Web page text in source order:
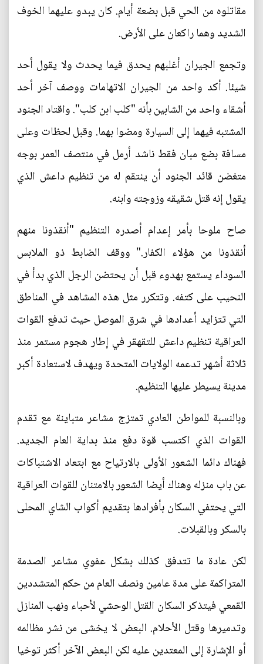
مقاتلوه من الحي قبل بضعة أيام. كان يبدو عليهما الخوف
الشديد وهما راكعان على الأرض.
وتجمع الجيران أغلبهم يحدق فيما يحدث ولا يقول أحد
شيئا. أكد واحد من الجيران الاتهامات ووصف آخر أحد
أشقاء واحد من الشابين بأنه "كلب ابن كلب". واقتاد الجنود
المشتبه فيهما إلى السيارة ومضوا بهما. وقبل لحظات وعلى
مسافة بضع مبان فقط ناشد أرمل في منتصف العمر بوجه
متغضن قائد الجنود أن ينتقم له من تنظيم داعش الذي
يقول إنه قتل شقيقه وزوجته وابنه.
صاح ملوحا بأمر إعدام أصدره التنظيم "أنقذونا منهم
أنقذونا من هؤلاء الكفار." ووقف الضابط ذو الملابس
السوداء يستمع بهدوء قبل أن يحتضن الرجل الذي بدأ في
النحيب على كتفه. وتتكرر مثل هذه المشاهد في المناطق
التي تتزايد أعدادها في شرق الموصل حيث تدفع القوات
العراقية تنظيم داعش للتقهقر في إطار هجوم مستمر منذ
ثلاثة أشهر تدعمه الولايات المتحدة ويهدف لاستعادة أكبر
مدينة يسيطر عليها التنظيم.
وبالنسبة للمواطن العادي تمتزج مشاعر متباينة مع تقدم
القوات الذي اكتسب قوة دفع منذ بداية العام الجديد.
فهناك دائما الشعور الأولى بالارتياح مع ابتعاد الاشتباكات
عن باب منزله وهناك أيضا الشعور بالامتنان للقوات العراقية
التي يحتفي السكان بأفرادها بتقديم أكواب الشاي المحلى
بالسكر وبالقبلات.
لكن عادة ما تتدفق كذلك بشكل عفوي مشاعر الصدمة
المتراكمة على مدة عامين ونصف العام من حكم المتشددين
القمعي فيتذكر السكان القتل الوحشي لأحباء ونهب المنازل
وتدميرها وقتل الأحلام. البعض لا يخشى من نشر مظالمه
أو الإشارة إلى المعتدين عليه لكن البعض الآخر أكثر توخيا